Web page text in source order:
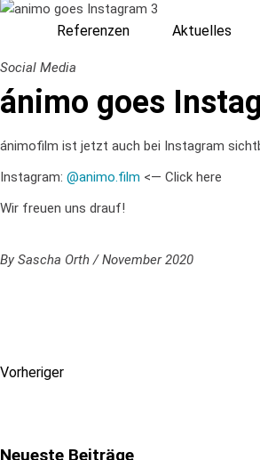
Referenzen Aktuelles
Social Media
ánimo goes
ánimofilm ist jetzt auch bei Instagram
Instagram: @animo.film <— Click here
Wir freuen uns drauf!
By Sascha Orth November 2020
Vorheriger
Neueste Beiträge